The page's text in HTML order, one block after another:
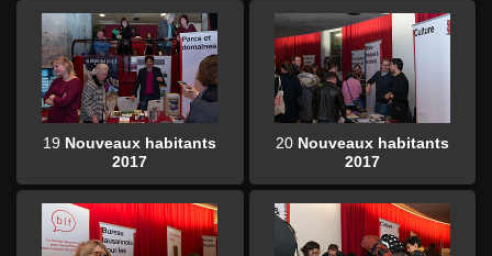
19 Nouveaux habitants
2017
20 Nouveaux habitants
2017